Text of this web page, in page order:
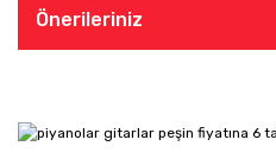
Önerileriniz